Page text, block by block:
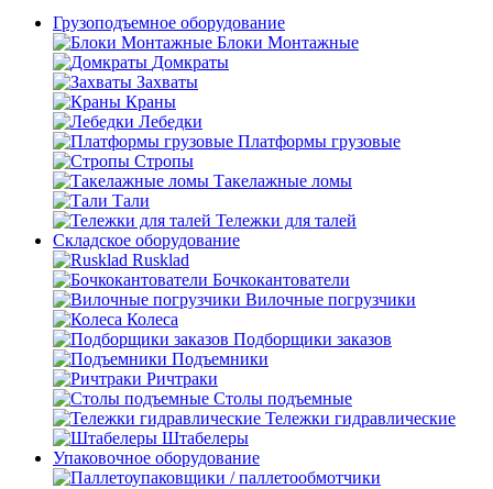
Грузоподъемное оборудование
Блоки Монтажные
Домкраты
Захваты
Краны
Лебедки
Платформы грузовые
Стропы
Такелажные ломы
Тали
Тележки для талей
Складское оборудование
Rusklad
Бочкокантователи
Вилочные погрузчики
Колеса
Подборщики заказов
Подъемники
Ричтраки
Столы подъемные
Тележки гидравлические
Штабелеры
Упаковочное оборудование